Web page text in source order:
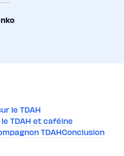
le TDAH
TDAH et caféine
TDAHConclusion